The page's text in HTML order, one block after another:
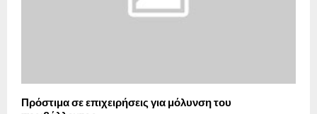
Πρόστιμα σε επιχειρήσεις για μόλυνση του